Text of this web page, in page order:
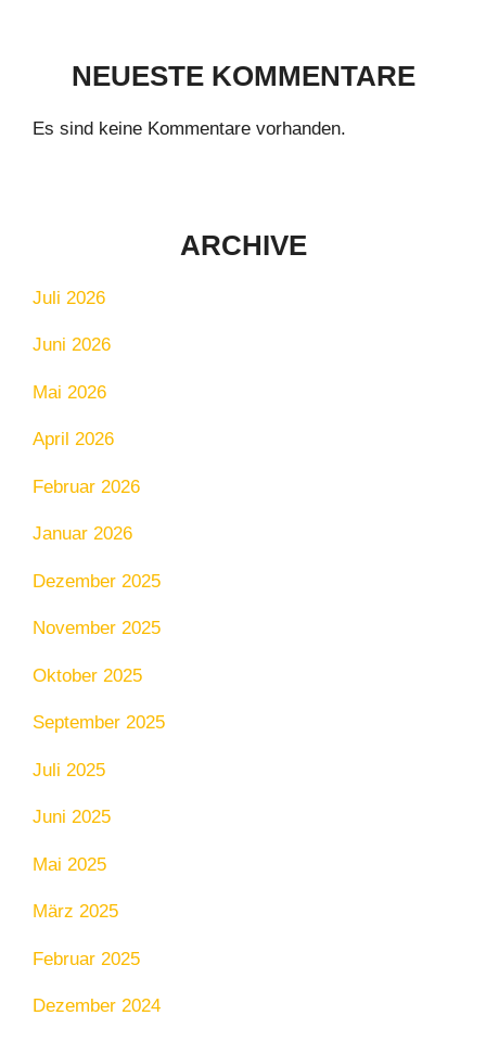
NEUESTE KOMMENTARE
Es sind keine Kommentare vorhanden.
ARCHIVE
Juli 2026
Juni 2026
Mai 2026
April 2026
Februar 2026
Januar 2026
Dezember 2025
November 2025
Oktober 2025
September 2025
Juli 2025
Juni 2025
Mai 2025
März 2025
Februar 2025
Dezember 2024